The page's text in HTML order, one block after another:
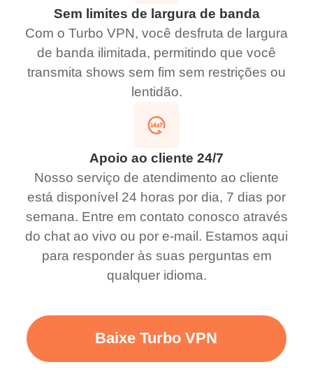
Sem limites de largura de banda
Com o Turbo VPN, você desfruta de largura
de banda ilimitada, permitindo que você
transmita shows sem fim sem restrições ou
lentidão.
Apoio ao cliente 24/7
Nosso serviço de atendimento ao cliente
está disponível 24 horas por dia, 7 dias por
semana. Entre em contato conosco através
do chat ao vivo ou por e-mail. Estamos aqui
para responder às suas perguntas em
qualquer idioma.
Baixe Turbo VPN